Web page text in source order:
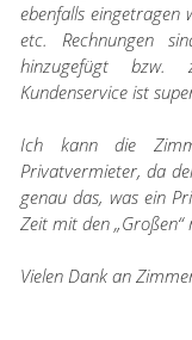
ebenfalls eingetragen
etc. Rechnungen
hinzugefügt bzw.
Kundenservice ist
Ich kann die
Privatvermieter, da
genau das, was ein
Zeit mit den „Großen“
Vielen Dank an